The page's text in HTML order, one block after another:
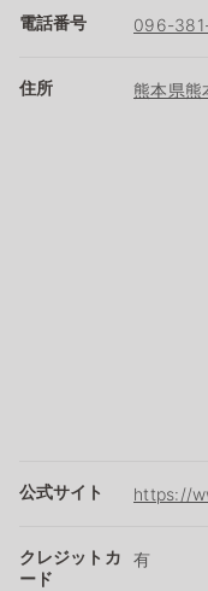
電話番号 096-
住所 熊本県熊
公式サイト https://
クレジットカ
ード
有